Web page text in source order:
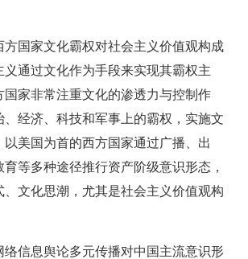
家文化霸权对社会主义价值观构成
义通过文化作为手段来实现其霸权主
国家非常注重文化的渗透力与控制作
、经济、科技和军事上的霸权，实施文
以美国为首的西方国家通过广播、出
等多种途径推行资产阶级意识形态，
、文化思潮，尤其是社会主义价值观构
息舆论多元传播对中国主流意识形